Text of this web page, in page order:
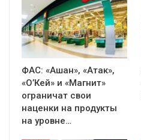
ФАС: «Ашан», «Атак»,
«О’Кей» и «Магнит»
ограничат свои
наценки на продукты
на уровне…